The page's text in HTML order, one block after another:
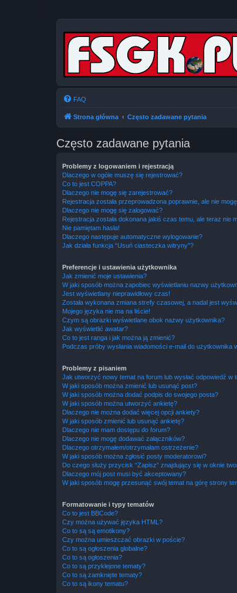
FAQ
Strona główna Często zadawane pytania
Często zadawane pytania
Problemy z logowaniem i rejestracją
Dlaczego w ogóle muszę się rejestrować?
Co to jest COPPA?
Dlaczego nie mogę się zarejestrować?
Rejestracja została przeprowadzona poprawnie, ale nie
Dlaczego nie mogę się zalogować?
Rejestracja została dokonana jakiś czas temu, ale teraz nie
Nie pamiętam hasła!
Dlaczego następuje automatyczne wylogowanie?
Jak działa funkcja “Usuń ciasteczka witryny”?
Preferencje i ustawienia użytkownika
Jak zmienić moje ustawienia?
W jaki sposób można zapobiec wyświetlaniu nazwy
Jest wyświetlany nieprawidłowy czas!
Została wykonana zmiana strefy czasowej, a nadal jest
Mojego języka nie ma na liście!
Czym są obrazki wyświetlane obok nazwy użytkownika?
Jak wyświetlić awatar?
Co to jest ranga i jak można ją zmienić?
Podczas próby wysłania wiadomości e-mail do użytkownika
Problemy z pisaniem
Jak utworzyć nowy temat na forum lub wysłać odpowiedź w
W jaki sposób można zmienić lub usunąć post?
W jaki sposób można dodać podpis do swojego posta?
W jaki sposób można utworzyć ankietę?
Dlaczego nie można dodać więcej opcji ankiety?
W jaki sposób zmienić lub usunąć ankietę?
Dlaczego nie mam dostępu do forum?
Dlaczego nie mogę dodawać załączników?
Dlaczego otrzymałem/otrzymałam ostrzeżenie?
W jaki sposób można zgłosić posty moderatorowi?
Do czego służy przycisk “Zapisz” znajdujący się w oknie
Dlaczego mój post musi być akceptowany?
W jaki sposób mogę przesunąć swój temat na górę strony
Formatowanie i typy tematów
Co to jest BBCode?
Czy można używać języka HTML?
Co to są są emotikony?
Czy można umieszczać obrazki w poście?
Co to są ogłoszenia globalne?
Co to są ogłoszenia?
Co to są przyklejone tematy?
Co to są zamknięte tematy?
Co to są ikony tematu?